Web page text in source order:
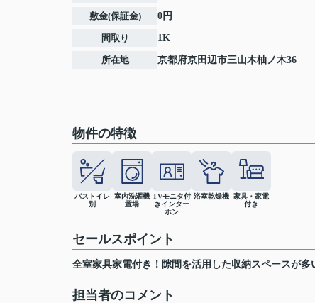
敷金(保証金) 0円
間取り 1K
所在地 京都府京田辺市三山木柚ノ木36
物件の特徴
バストイレ
別
室内洗濯機
置場
TVモニタ付
きインター
ホン
浴室乾燥機 家具・家電
付き
セールスポイント
全室家具家電付き！隙間を活用した収納スペースが
担当者のコメント